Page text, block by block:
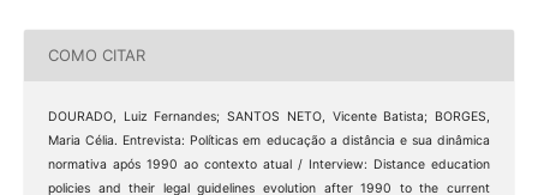
COMO CITAR
DOURADO, Luiz Fernandes; SANTOS NETO, Vicente Batista; BORGES,
Maria Célia. Entrevista: Políticas em educação a distância e sua dinâmica
normativa após 1990 ao contexto atual / Interview: Distance education
policies and their legal guidelines evolution after 1990 to the current